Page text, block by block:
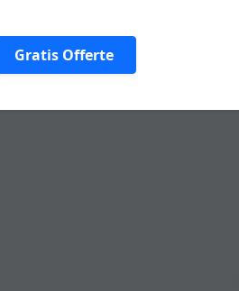
Gratis Offerte